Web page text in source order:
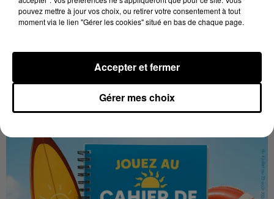
LES VACANCES PASSENT VITE... LES
CADEAUX AUSSI SUR INTENSITÉ !...
pouvez mettre à jour vos choix, ou retirer votre consentement à tout
moment via le lien "Gérer les cookies" situé en bas de chaque page.
Gérer mes choix
Accepter et fermer